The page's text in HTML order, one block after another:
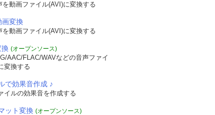
動画ファイル(AVI)に変換する
画変換
動画ファイル(AVI)に変換する
換 (オープンソース)
AAC/FLAC/WAVなどの音声ファイ
変換する
で効果音作成 ♪
イルの効果音を作成する
ット変換 (オープンソース)